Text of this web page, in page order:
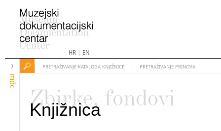
HR| EN
mdc
PRETRAŽIVANJE KATALOGA KNJIŽNICE PRETRAŽIVANJE PRINOVA
Zbirke, fondovi
Knjižnica